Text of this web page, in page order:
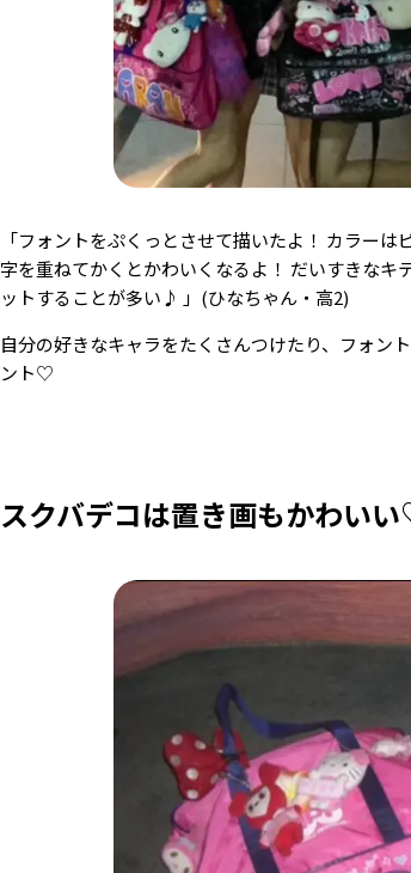
「フォントをぷくっとさせて描いたよ！ カラー
字を重ねてかくとかわいくなるよ！ だいすきな
ットすることが多い♪ 」(ひなちゃん・高2)
自分の好きなキャラをたくさんつけたり、フォン
ント♡
スクバデコは置き画もかわい